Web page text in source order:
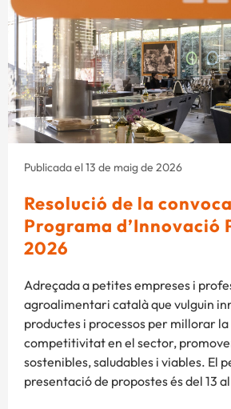
Publicada el 13 de maig de 2026
Resolució de la
Programa d’Innovació
2026
Adreçada a petites empreses i
agroalimentari català que vulguin
productes i processos per millorar la
competitivitat en el sector,
sostenibles, saludables i viables. El
presentació de propostes és del 13